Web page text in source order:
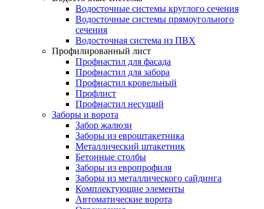
Водосточные системы круглого сечения
Водосточные системы прямоугольного
сечения
Водосточная система из ПВХ
Профилированный лист
Профнастил для фасада
Профнастил для забора
Профнастил кровельный
Профлист
Профнастил несущий
Заборы и ворота
Забор жалюзи
Заборы из евроштакетника
Металлический штакетник
Бетонные столбы
Заборы из европрофиля
Заборы из металлического сайдинга
Комплектующие элементы
Автоматические ворота